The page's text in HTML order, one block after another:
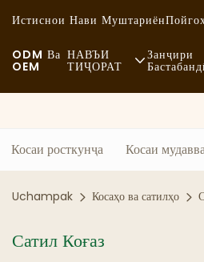
Истиснои Нави Муштариён
ODM Ва
OEM
НАВЪИ
ТИҶОРАТ
Хӯроки Боҳашамат
Буфет
Занҷири
Раванд
Косаи росткунҷа Косаи
Uchampak Косаҳо ва сатилҳо
Сатил Коғаз